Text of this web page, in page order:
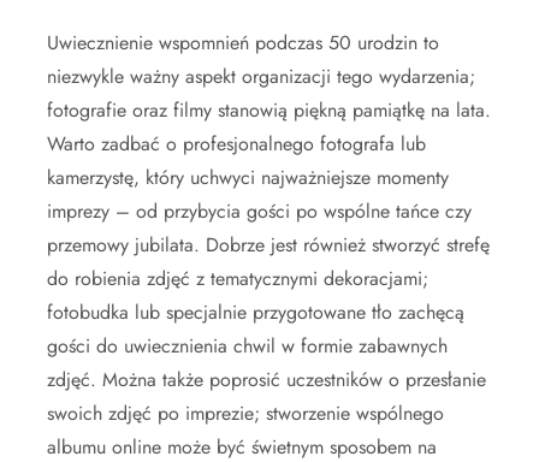
Uwiecznienie wspomnień podczas 50 urodzin to
niezwykle ważny aspekt organizacji tego wydarzenia;
fotografie oraz filmy stanowią piękną pamiątkę na lata.
Warto zadbać o profesjonalnego fotografa lub
kamerzystę, który uchwyci najważniejsze momenty
imprezy – od przybycia gości po wspólne tańce czy
przemowy jubilata. Dobrze jest również stworzyć strefę
do robienia zdjęć z tematycznymi dekoracjami;
fotobudka lub specjalnie przygotowane tło zachęcą
gości do uwiecznienia chwil w formie zabawnych
zdjęć. Można także poprosić uczestników o przesłanie
swoich zdjęć po imprezie; stworzenie wspólnego
albumu online może być świetnym sposobem na